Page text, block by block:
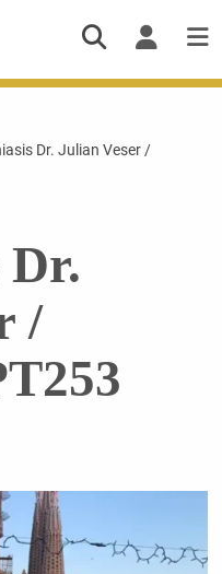
Dr. Julian Veser /
/